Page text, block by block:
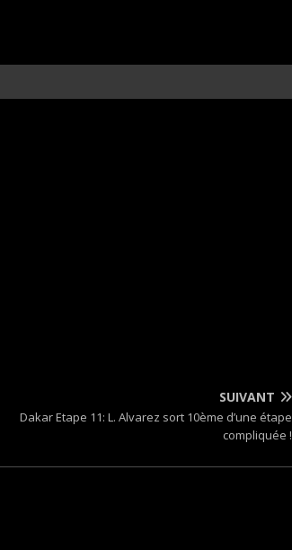
SUIVANT
Dakar Etape 11: L. Alvarez sort 10ème d’une étape
compliquée !